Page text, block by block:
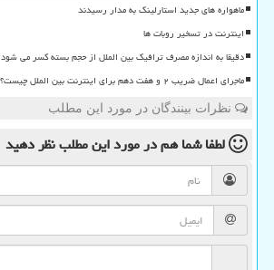
ماهواره های جدید استارلینک به مدار رسیدند
اینترنت در تسخیر روبات ها
دقیقا به اندازه مصرف ترافیک بین الملل از حجم بسته کسر می شود
ماجرای اعمال ضریب ۲ و هفت دهم برای اینترنت بین الملل چیست؟
نظرات بینندگان در مورد این مطلب
لطفا شما همدر مورد این مطلبنظر دهید